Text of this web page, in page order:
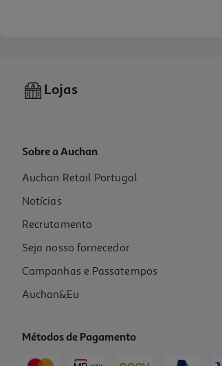
Figura My Jersey My Jersey - No Name - Home - R
19.99 €/un
19,99 €
Lojas
Sobre a Auchan
Auchan Retail Portugal
Notícias
Recrutamento
Seja nosso fornecedor
Campanhas e Passatempos
Auchan&Eu
Métodos de Pagamento